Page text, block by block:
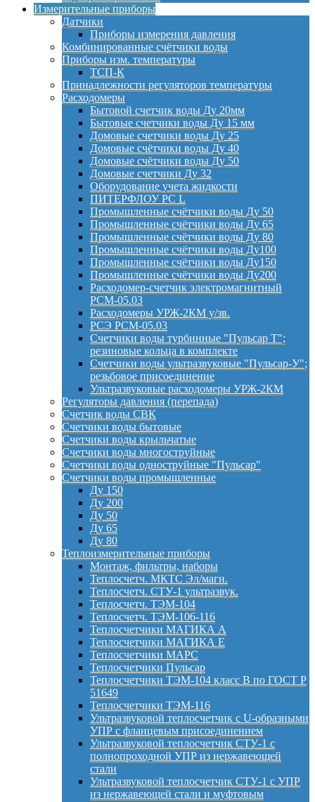
Измерительные приборы
Датчики
Приборы измерения давления
Комбинированные счётчики воды
Приборы изм. температуры
ТСП-К
Принадлежности регуляторов температуры
Расходомеры
Бытовой счетчик воды Ду 20мм
Бытовые счетчики воды Ду 15 мм
Домовые счетчики воды Ду 25
Домовые счётчики воды Ду 40
Домовые счётчики воды Ду 50
Домовые счетчики Ду 32
Оборудование учета жидкости
ПИТЕРФЛОУ РС L
Промышленные счётчики воды Ду 50
Промышленные счётчики воды Ду 65
Промышленные счётчики воды Ду 80
Промышленные счётчики воды Ду100
Промышленные счётчики воды Ду150
Промышленные счётчики воды Ду200
Расходомер-счетчик электромагнитный
РСМ-05.03
Расходомеры УРЖ-2КМ у/зв.
РСЭ РСМ-05.03
Счетчики воды турбинные "Пульсар Т";
резиновые кольца в комплекте
Счетчики воды ультразвуковые "Пульсар-У";
резьбовое присоединение
Ультразвуковые расходомеры УРЖ-2КМ
Регуляторы давления (перепада)
Счетчик воды СВК
Счетчики воды бытовые
Счетчики воды крыльчатые
Счетчики воды многоструйные
Счетчики воды одноструйные "Пульсар"
Счетчики воды промышленные
Ду 150
Ду 200
Ду 50
Ду 65
Ду 80
Теплоизмерительные приборы
Монтаж, фильтры, наборы
Теплосчетч. МКТС Эл/магн.
Теплосчетч. СТУ-1 ультразвук.
Теплосчетч. ТЭМ-104
Теплосчетч. ТЭМ-106-116
Теплосчетчики МАГИКА А
Теплосчетчики МАГИКА Е
Теплосчетчики МАРС
Теплосчетчики Пульсар
Теплосчетчики ТЭМ-104 класс B по ГОСТ Р
51649
Теплосчетчики ТЭМ-116
Ультразвуковой теплосчетчик с U-образными
УПР с фланцевым присоединением
Ультразвуковой теплосчетчик СТУ-1 с
полнопроходной УПР из нержавеющей
стали
Ультразвуковой теплосчетчик СТУ-1 с УПР
из нержавеющей стали и муфтовым